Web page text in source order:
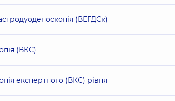
(ВЕГДСк)
(ВКС)
експертного (ВКС) рівня